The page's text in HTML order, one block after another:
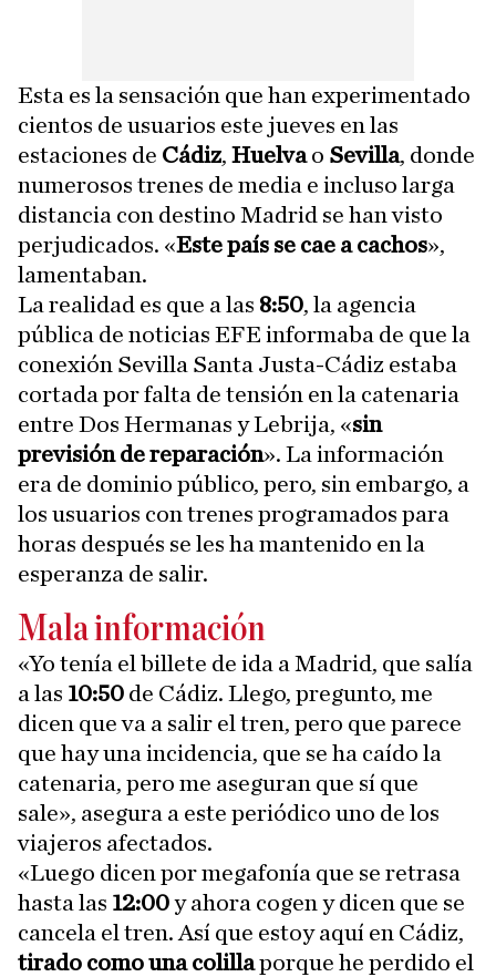
Esta es la sensación que han experimentado
cientos de usuarios este jueves en las
estaciones de Cádiz, Huelvao Sevilla, donde
numerosos trenes de media e incluso larga
distancia con destino Madrid se han visto
perjudicados. «Este país se cae a cachos»,
lamentaban.
La realidad es que a las 8:50, la agencia
pública de noticias EFE informaba de que la
conexión Sevilla Santa Justa-Cádiz estaba
cortada por falta de tensión en la catenaria
entre Dos Hermanas y Lebrija, «sin
previsión de reparación». La información
era de dominio público, pero, sin embargo, a
los usuarios con trenes programados para
horas después se les ha mantenido en la
esperanza de salir.
Mala información
«Yo tenía el billete de ida a Madrid, que salía
a las 10:50 de Cádiz. Llego, pregunto, me
dicen que va a salir el tren, pero que parece
que hay una incidencia, que se ha caído la
catenaria, pero me aseguran que sí que
sale», asegura a este periódico uno de los
viajeros afectados.
«Luego dicen por megafonía que se retrasa
hasta las 12:00y ahora cogen y dicen que se
cancela el tren. Así que estoy aquí en Cádiz,
tirado como una colillaporque he perdido el